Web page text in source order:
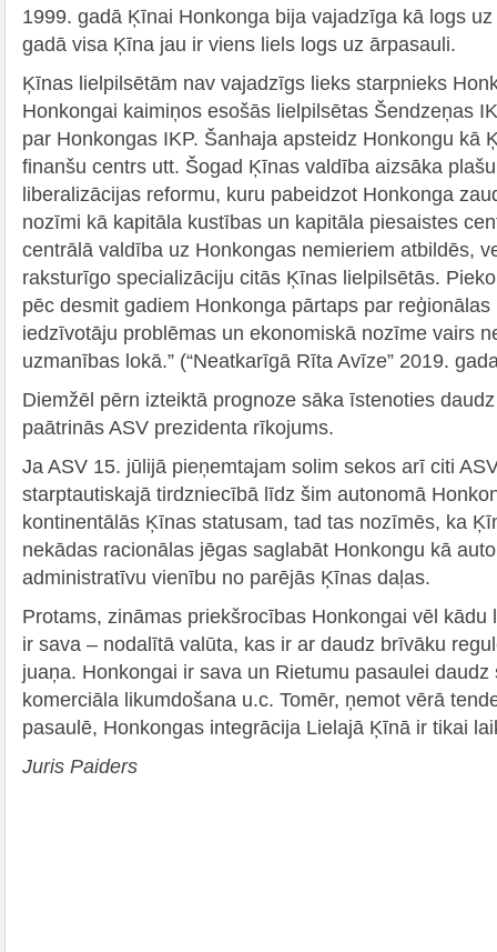
1999. gadā Ķīnai Honkonga bija vajadzīga kā logs
gadā visa Ķīna jau ir viens liels logs uz ārpasauli.
Ķīnas lielpilsētām nav vajadzīgs lieks starpnieks
Honkongai kaimiņos esošās lielpilsētas Šendzeņas
par Honkongas IKP. Šanhaja apsteidz Honkongu kā
finanšu centrs utt. Šogad Ķīnas valdība aizsāka
liberalizācijas reformu, kuru pabeidzot Honkonga
nozīmi kā kapitāla kustības un kapitāla piesaistes
centrālā valdība uz Honkongas nemieriem atbildēs,
raksturīgo specializāciju citās Ķīnas lielpilsētās.
pēc desmit gadiem Honkonga pārtaps par
iedzīvotāju problēmas un ekonomiskā nozīme vairs
uzmanības lokā.” (“Neatkarīgā Rīta Avīze” 2019.
Diemžēl pērn izteiktā prognoze sāka īstenoties
paātrinās ASV prezidenta rīkojums.
Ja ASV 15. jūlijā pieņemtajam solim sekos arī citi
starptautiskajā tirdzniecībā līdz šim autonomā
kontinentālās Ķīnas statusam, tad tas nozīmēs, ka
nekādas racionālas jēgas saglabāt Honkongu kā
administratīvu vienību no parējās Ķīnas daļas.
Protams, zināmas priekšrocības Honkongai vēl kādu
ir sava – nodalītā valūta, kas ir ar daudz brīvāku
juaņa. Honkongai ir sava un Rietumu pasaulei
komerciāla likumdošana u.c. Tomēr, ņemot vērā
pasaulē, Honkongas integrācija Lielajā Ķīnā ir tikai
Juris Paiders